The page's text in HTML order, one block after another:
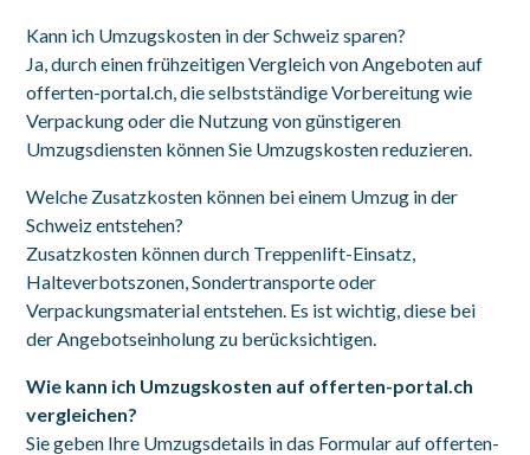
Kann ich Umzugskosten in der Schweiz sparen?
Ja, durch einen frühzeitigen Vergleich von Angeboten auf
offerten-portal.ch, die selbstständige Vorbereitung wie
Verpackung oder die Nutzung von günstigeren
Umzugsdiensten können Sie Umzugskosten reduzieren.
Welche Zusatzkosten können bei einem Umzug in der
Schweiz entstehen?
Zusatzkosten können durch Treppenlift-Einsatz,
Halteverbotszonen, Sondertransporte oder
Verpackungsmaterial entstehen. Es ist wichtig, diese bei
der Angebotseinholung zu berücksichtigen.
Wie kann ich Umzugskosten auf offerten-portal.ch
vergleichen?
Sie geben Ihre Umzugsdetails in das Formular auf offerten-